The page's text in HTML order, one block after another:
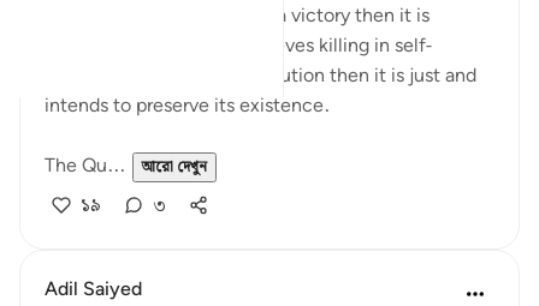
If any ideology finds killing a victory then it is
flawed. If the ideology believes killing in self-
defence and to stop persecution then it is just and
intends to preserve its existence.
The Qu...
আরো দেখুন
১৯ ৩
Adil Saiyed